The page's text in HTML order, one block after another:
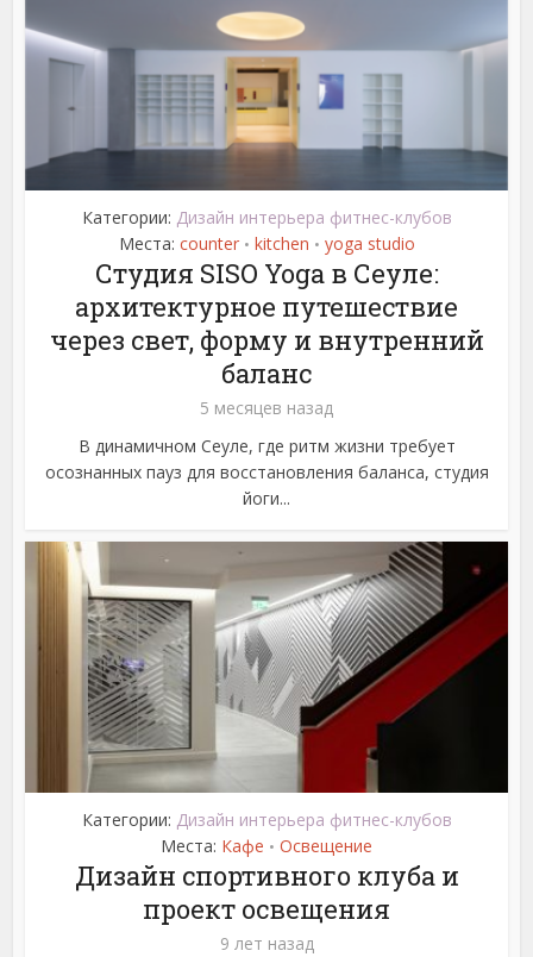
Категории: Дизайн интерьера фитнес-клубов
Места: counter • kitchen • yoga studio
Студия SISO Yoga в Сеуле:
архитектурное путешествие
через свет, форму и внутренний
баланс
5 месяцев назад
В динамичном Сеуле, где ритм жизни требует
осознанных пауз для восстановления баланса, студия
йоги...
Категории: Дизайн интерьера фитнес-клубов
Места: Кафе • Освещение
Дизайн спортивного клуба и
проект освещения
9 лет назад